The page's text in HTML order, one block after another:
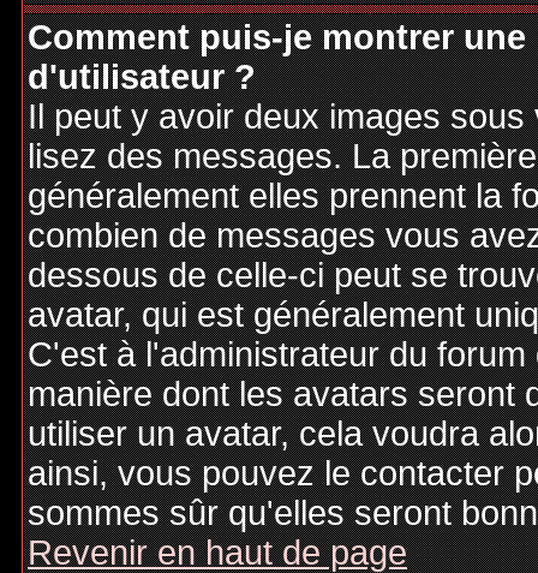
Comment puis-je montrer
d'utilisateur ?
Il peut y avoir deux images
lisez des messages. La
généralement elles prennent la
combien de messages vous
dessous de celle-ci peut se
avatar, qui est généralement
C'est à l'administrateur du
manière dont les avatars seront
utiliser un avatar, cela voudra
ainsi, vous pouvez le contacter
sommes sûr qu'elles seront
Revenir en haut de page